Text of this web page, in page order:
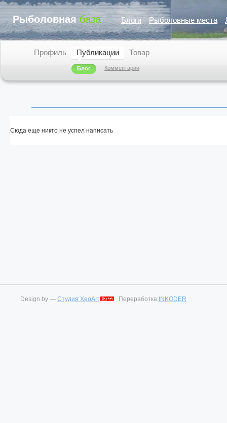
Рыболовная база Блоги Рыболовные места
Профиль Публикации
Блог Комментарии
Товар
Сюда еще никто не успел написать
Design by — Студия XeoArt Переработка INKODER